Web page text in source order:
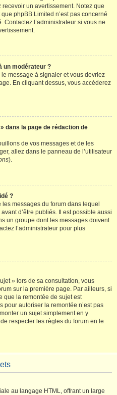
un avertissement. Notez que
phpBB Limited n’est pas concerné
Contactez l’administrateur si vous ne
un modérateur ?
le message à signaler et vous devriez
En cliquant dessus, vous accéderez
dans la page de rédaction de
de vos messages et de les
allez dans le panneau de l’utilisateur
).
?
messages du forum dans lequel
d’être publiés. Il est possible aussi
un groupe dont les messages doivent
l’administrateur pour plus
» lors de sa consultation, vous
sur la première page. Par ailleurs, si
que la remontée de sujet est
pour autoriser la remontée n’est pas
un sujet simplement en y
respecter les règles du forum en le
au langage HTML, offrant un large